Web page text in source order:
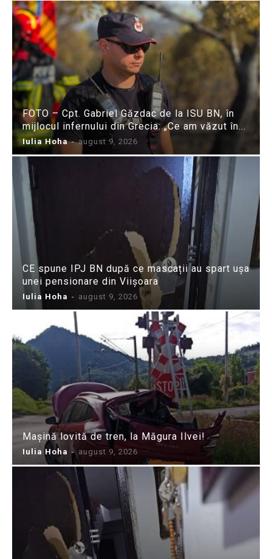
FOTO – Cpt. Gabriel Găzdac de la ISU BN, în
mijlocul infernului din Grecia: „Ce am văzut în...
Iulia Hoha - august 9, 2026
CE spune IPJ BN după ce mascații au spart ușa
unei pensionare din Viișoara
Iulia Hoha - august 9, 2026
Mașină lovită de tren, la Măgura Ilvei!
Iulia Hoha - august 9, 2026